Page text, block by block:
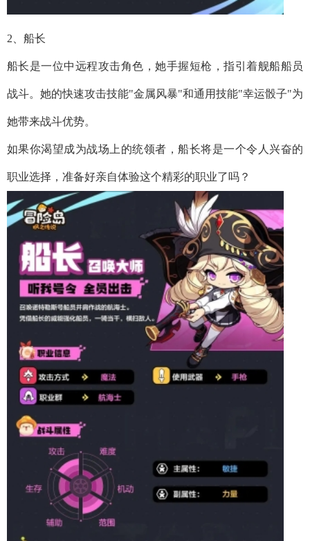
2、船长
船长是一位中远程攻击角色，她手握短枪，指引着舰船船员
战斗。她的快速攻击技能"金属风暴"和通用技能"幸运骰子"为
她带来战斗优势。
如果你渴望成为战场上的统领者，船长将是一个令人兴奋的
职业选择，准备好亲自体验这个精彩的职业了吗？